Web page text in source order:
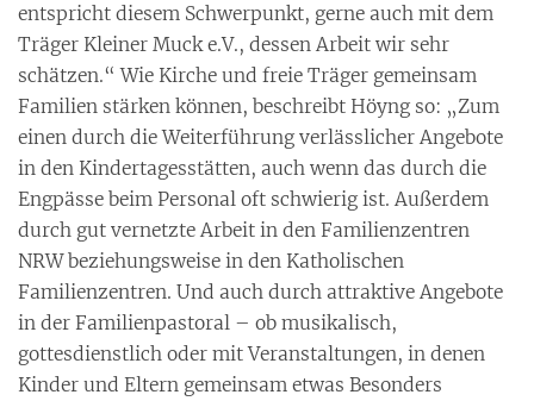
entspricht diesem Schwerpunkt, gerne auch mit dem
Träger Kleiner Muck e.V., dessen Arbeit wir sehr
schätzen.“ Wie Kirche und freie Träger gemeinsam
Familien stärken können, beschreibt Höyng so: „Zum
einen durch die Weiterführung verlässlicher Angebote
in den Kindertagesstätten, auch wenn das durch die
Engpässe beim Personal oft schwierig ist. Außerdem
durch gut vernetzte Arbeit in den Familienzentren
NRW beziehungsweise in den Katholischen
Familienzentren. Und auch durch attraktive Angebote
in der Familienpastoral – ob musikalisch,
gottesdienstlich oder mit Veranstaltungen, in denen
Kinder und Eltern gemeinsam etwas Besonders